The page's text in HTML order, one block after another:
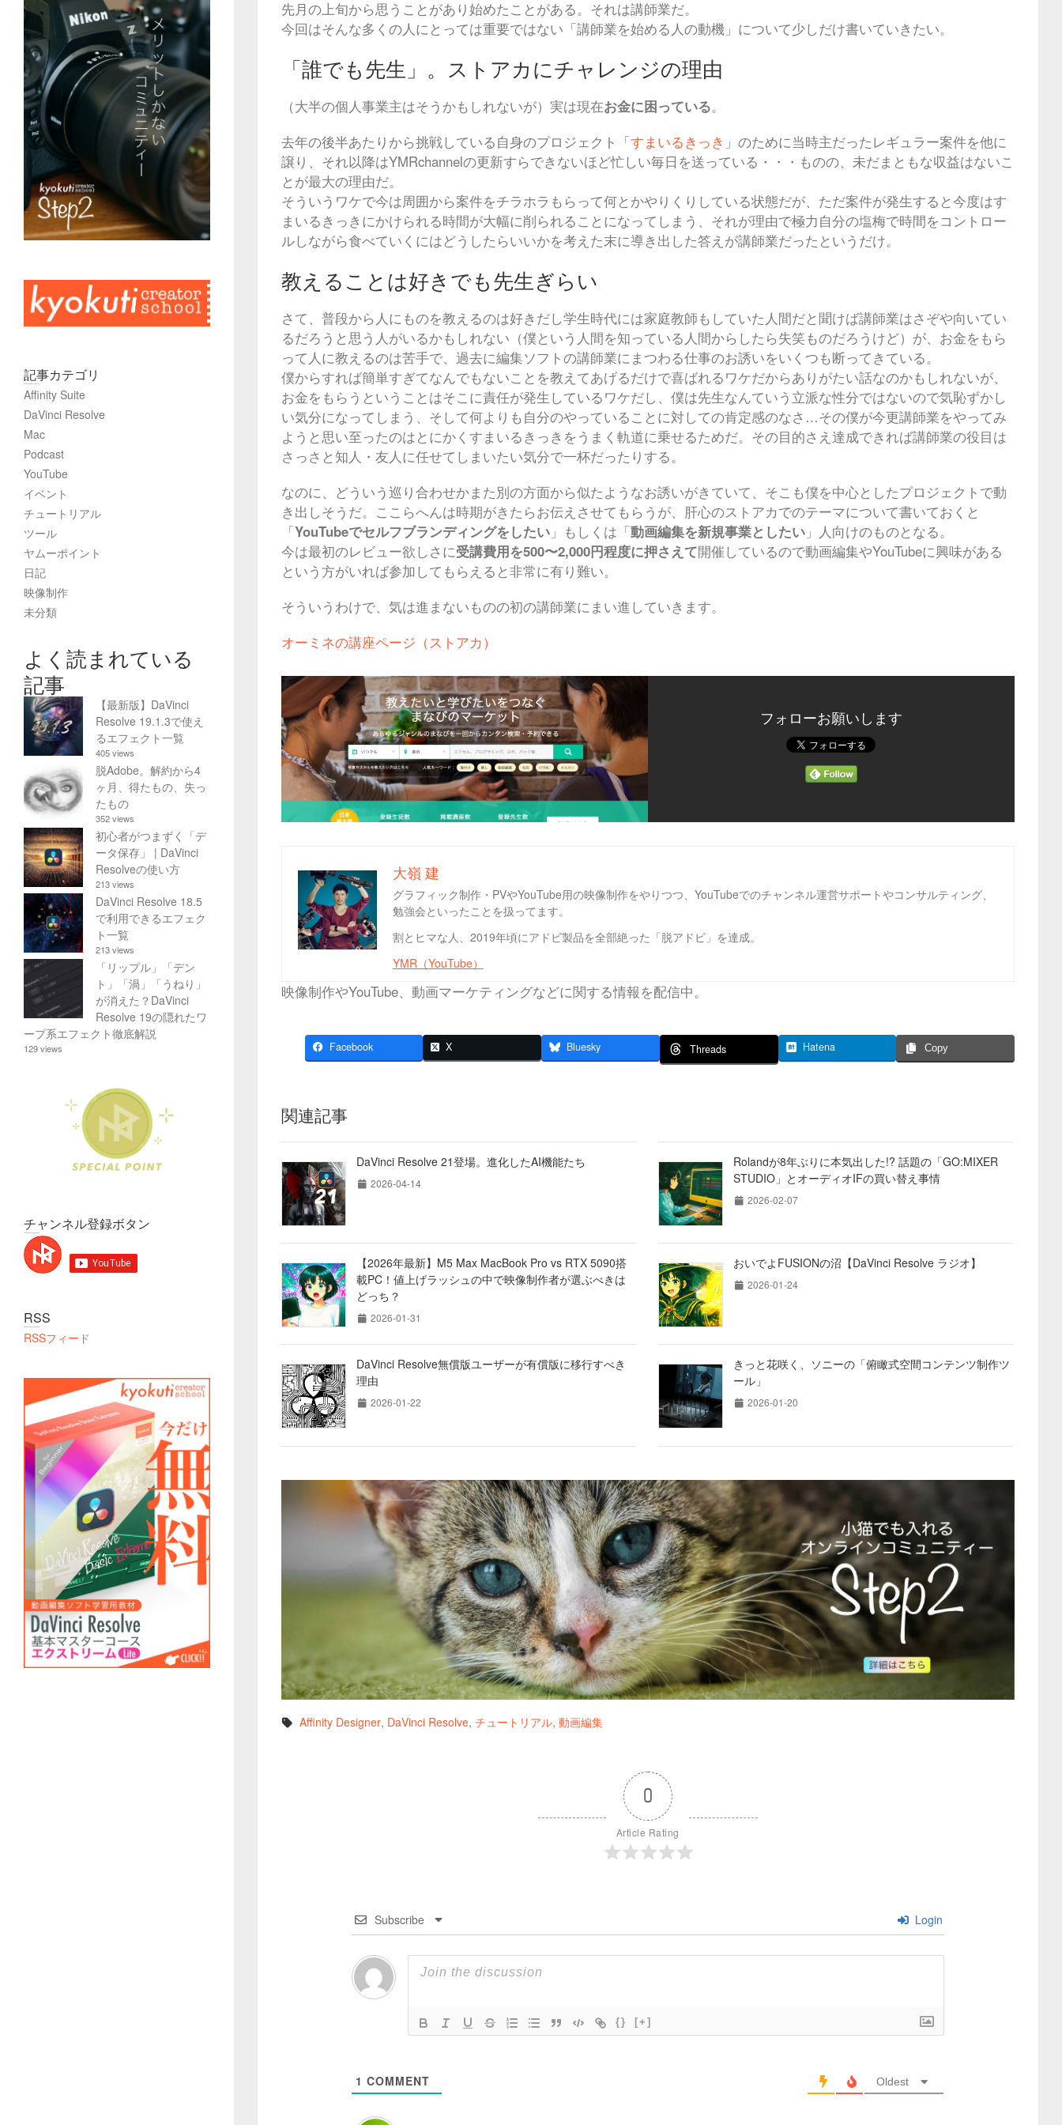
先月の上旬から思うことがあり始めたことがある。それは講師業だ。
今回はそんな多くの人にとっては重要ではない「講師業を始める人の動機」について少しだけ書いていきたい。
「誰でも先生」。ストアカにチャレンジの理由
（大半の個人事業主はそうかもしれないが）実は現在お金に困っている。
去年の後半あたりから挑戦している自身のプロジェクト「すまいるきっき 」のために当時主だったレギュラー案件を他に
譲り、それ以降はYMRchannelの更新すらできないほど忙しい毎日を送っている・・・ものの、未だまともな収益はないこ
とが最大の理由だ。
そういうワケで今は周囲から案件をチラホラもらって何とかやりくりしている状態だが、ただ案件が発生すると今度はす
まいるきっきにかけられる時間が大幅に削られることになってしまう、それが理由で極力自分の塩梅で時間をコントロー
ルしながら食べていくにはどうしたらいいかを考えた末に導き出した答えが講師業だったというだけ。
教えることは好きでも先生ぎらい
さて、普段から人にものを教えるのは好きだし学生時代には家庭教師もしていた人間だと聞けば講師業はさぞや向いてい
るだろうと思う人がいるかもしれない（僕という人間を知っている人間からしたら失笑ものだろうけど）が、お金をもら
って人に教えるのは苦手で、過去に編集ソフトの講師業にまつわる仕事のお誘いをいくつも断ってきている。
僕からすれば簡単すぎてなんでもないことを教えてあげるだけで喜ばれるワケだからありがたい話なのかもしれないが、
お金をもらうということはそこに責任が発生しているワケだし、僕は先生なんていう立派な性分ではないので気恥ずかし
い気分になってしまう、そして何よりも自分のやっていることに対しての肯定感のなさ…その僕が今更講師業をやってみ
ようと思い至ったのはとにかくすまいるきっきをうまく軌道に乗せるためだ。その目的さえ達成できれば講師業の役目は
さっさと知人・友人に任せてしまいたい気分で一杯だったりする。
なのに、どういう巡り合わせかまた別の方面から似たようなお誘いがきていて、そこも僕を中心としたプロジェクトで動
き出しそうだ。ここらへんは時期がきたらお伝えさせてもらうが、肝心のストアカでのテーマについて書いておくと
「YouTubeでセルフブランディングをしたい」もしくは「動画編集を新規事業としたい」人向けのものとなる。
今は最初のレビュー欲しさに受講費用を500〜2,000円程度に押さえて開催しているので動画編集やYouTubeに興味がある
という方がいれば参加してもらえると非常に有り難い。
そういうわけで、気は進まないものの初の講師業にまい進していきます。
オーミネの講座ページ（ストアカ）
フォローお願いします
大嶺 建
グラフィック制作・PVやYouTube用の映像制作をやりつつ、YouTubeでのチャンネル運営サポートやコンサルティング、
勉強会といったことを扱ってます。
割とヒマな人、2019年頃にアドビ製品を全部絶った「脱アドビ」を達成。
YMR（YouTube）
映像制作やYouTube、動画マーケティングなどに関する情報を配信中。
Facebook X Bluesky Threads Hatena Copy
関連記事
DaVinci Resolve 21登場。進化したAI機能たち
2026-04-14
Rolandが8年ぶりに本気出した!? 話題の「GO:MIXER
STUDIO」とオーディオIFの買い替え事情
2026-02-07
【2026年最新】M5 Max MacBook Pro vs RTX 5090搭
載PC！値上げラッシュの中で映像制作者が選ぶべきは
どっち？
2026-01-31
おいでよFUSIONの沼【DaVinci Resolve ラジオ】
2026-01-24
DaVinci Resolve無償版ユーザーが有償版に移行すべき
理由
2026-01-22
きっと花咲く、ソニーの「俯瞰式空間コンテンツ制作ツ
ール」
2026-01-20
Affinity Designer, DaVinci Resolve, チュートリアル, 動画編集
0
Article Rating
Subscribe Login
{} [+]
1 COMMENT Oldest
記事カテゴリ
Affinity Suite
DaVinci Resolve
Mac
Podcast
YouTube
イベント
チュートリアル
ツール
ヤムーポイント
日記
映像制作
未分類
よく読まれている
記事
【最新版】DaVinci
Resolve 19.1.3で使え
るエフェクト一覧
405 views
脱Adobe。解約から4
ヶ月、得たもの、失っ
たもの
352 views
初心者がつまずく「デ
ータ保存」 | DaVinci
Resolveの使い方
213 views
DaVinci Resolve 18.5
で利用できるエフェク
ト一覧
213 views
「リップル」「デン
ト」「渦」「うねり」
が消えた？DaVinci
Resolve 19の隠れたワ
ープ系エフェクト徹底解説
129 views
チャンネル登録ボタン
RSS
RSSフィード